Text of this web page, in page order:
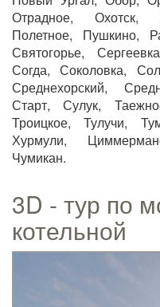
Отрадное, Охотск,
Полетное, Пушкино,
Святогорье,
Согда, Соколовка,
Среднехорский,
Старт, Сулук,
Троицкое, Тулучи,
Хурмули,
Чумикан.
3D - тур по
котельной